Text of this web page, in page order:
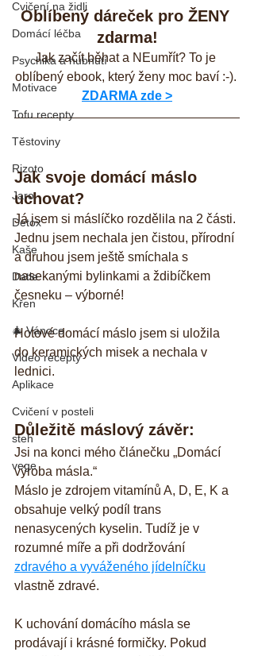
Cvičení na židli
Domácí léčba
Psychika a hubnutí
Motivace
Tofu recepty
Těstoviny
Rizoto
Jaro
Detox
Kaše
Datle
Křen
🎄 Vánoce
Video recepty
Aplikace
Cvičení v posteli
steh
vege
Oblíbený dáreček pro ŽENY
zdarma!
Jak začít běhat a NEumřít? To je
oblíbený ebook, který ženy moc baví :-).
ZDARMA zde >
Jak svoje domácí máslo
uchovat?
Já jsem si máslíčko rozdělila na 2 části.
Jednu jsem nechala jen čistou, přírodní
a druhou jsem ještě smíchala s
nasekanými bylinkami a ždibíčkem
česneku – výborné!
Hotové domácí máslo jsem si uložila
do keramických misek a nechala v
lednici.
Důležitě máslový závěr:
Jsi na konci mého článečku „Domácí
výroba másla.“
Máslo je zdrojem vitamínů A, D, E, K a
obsahuje velký podíl trans
nenasycených kyselin. Tudíž je v
rozumné míře a při dodržování
zdravého a vyváženého jídelníčku
vlastně zdravé.
K uchování domácího másla se
prodávají i krásné formičky. Pokud